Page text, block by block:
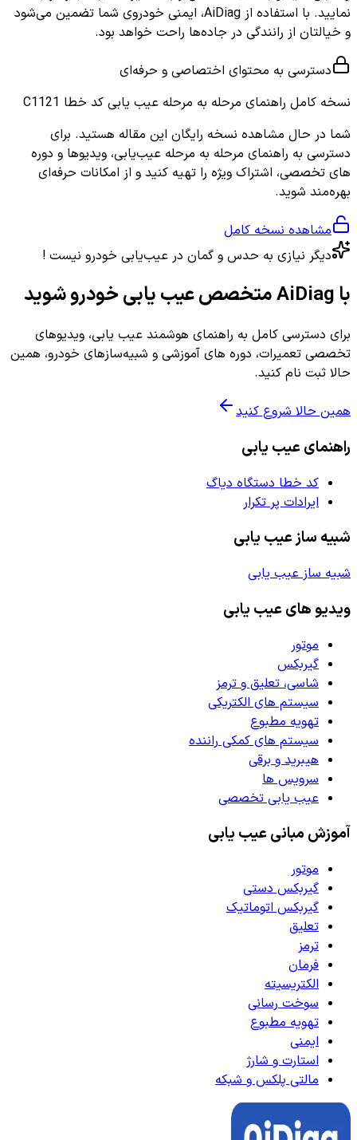
نمایید. با استفاده از AiDiag، ایمنی خودروی شما تضمین می‌شود
و خیالتان از رانندگی در جاده‌ها راحت خواهد بود.
دسترسی به محتوای اختصاصی و حرفه‌ای
نسخه کامل راهنمای مرحله به مرحله عیب یابی کد خطا C1121
شما در حال مشاهده نسخه رایگان این مقاله هستید. برای
دسترسی به راهنمای مرحله به مرحله عیب‌یابی، ویدیوها و دوره
های تخصصی، اشتراک ویژه را تهیه کنید و از امکانات حرفه‌ای
بهره‌مند شوید.
مشاهده نسخه کامل
دیگر نیازی به حدس و گمان در عیب‌یابی خودرو نیست !
با AiDiag متخصص عیب یابی خودرو شوید
برای دسترسی کامل به راهنمای هوشمند عیب یابی، ویدیوهای
تخصصی تعمیرات، دوره های آموزشی و شبیه‌سازهای خودرو، همین
حالا ثبت نام کنید.
همین حالا شروع کنید
راهنمای عیب یابی
کد خطا دستگاه دیاگ
ایرادات پر تکرار
شبیه ساز عیب یابی
شبیه ساز عیب یابی
ویدیو های عیب یابی
موتور
گیربکس
شاسی، تعلیق و ترمز
سیستم های الکتریکی
تهویه مطبوع
سیستم های کمکی راننده
هیبرید و برقی
سرویس ها
عیب یابی تخصصی
آموزش مبانی عیب یابی
موتور
گیربکس دستی
گیربکس اتوماتیک
تعلیق
ترمز
فرمان
الکتریسیته
سوخت رسانی
تهویه مطبوع
ایمنی
استارت و شارژ
مالتی پلکس و شبکه